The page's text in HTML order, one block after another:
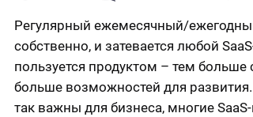
Регулярный ежемесячный/
собственно, и затевается любой
пользуется продуктом – тем
больше возможностей для
так важны для бизнеса, многие